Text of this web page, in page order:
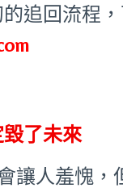
追回流程，
了未來
讓人羞愧